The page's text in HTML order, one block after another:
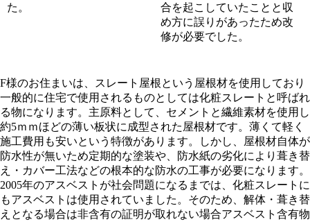
た。
合を起こしていたことと収
め方に誤りがあったため改
修が必要でした。
F様のお住まいは、スレート屋根という屋根材を使用しており
一般的に住宅で使用されるものとしては化粧スレートと呼ばれ
る物になります。 主原料として、セメントと繊維素材を使用し
約5ｍｍほどの薄い板状に成型された屋根材です。 薄くて軽く
施工費用も安いという特徴があります。
しかし、屋根材自体が
防水性が無いため定期的な塗装や、防水紙の劣化により葺き替
え・カバー工法などの根本的な防水の工事が必要になります。
2005年のアスベストが社会問題になるまでは、化粧スレートに
もアスベストは使用されていました。 そのため、解体・葺き替
えとなる場合は非含有の証明が取れない場合アスベスト含有物